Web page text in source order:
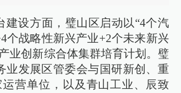
建设方面，璧山区启动以“4个汽
个战略性新兴产业+2个未来新兴
业创新综合体集群培育计划。璧
业发展区管委会与国研新创、重
营单位，以及青山工业、辰致